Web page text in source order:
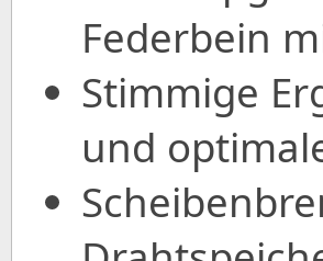
Federbein
Stimmige
und